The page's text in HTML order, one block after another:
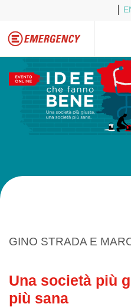
GINO STRADA E
Una società più
più sana